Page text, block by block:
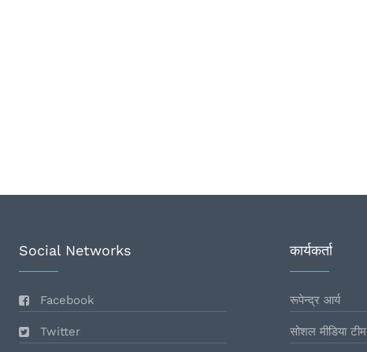
Social Networks
Facebook
Twitter
कार्यकर्ता
रूपेन्द्र आर्य
सोशल मीडिया टीम